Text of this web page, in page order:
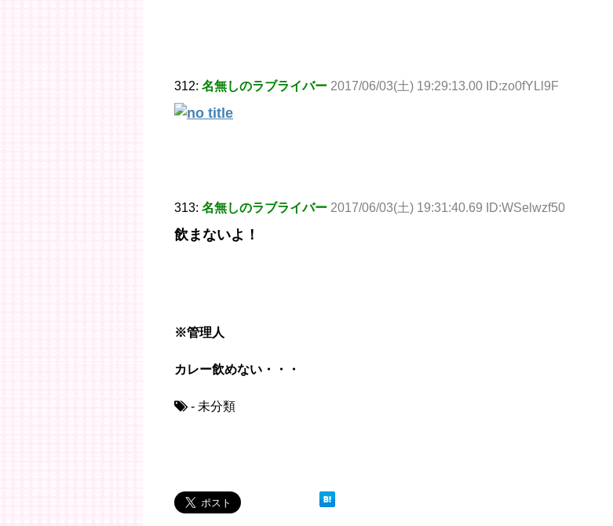
312: 名無しのラブライバー 2017/06/03(土) 19:29:13.00 ID:zo0fYLl9F
313: 名無しのラブライバー 2017/06/03(土) 19:31:40.69 ID:WSelwzf50
飲まないよ！
※管理人
カレー飲めない・・・
- 未分類